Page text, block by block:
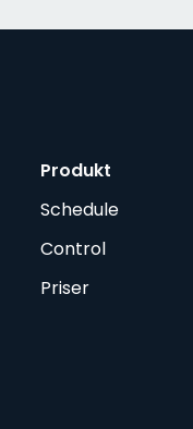
Produkt
Schedule
Control
Priser